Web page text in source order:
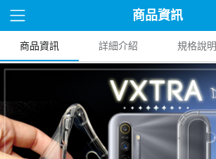
商品資訊
商品資訊 詳細介紹 規格說明